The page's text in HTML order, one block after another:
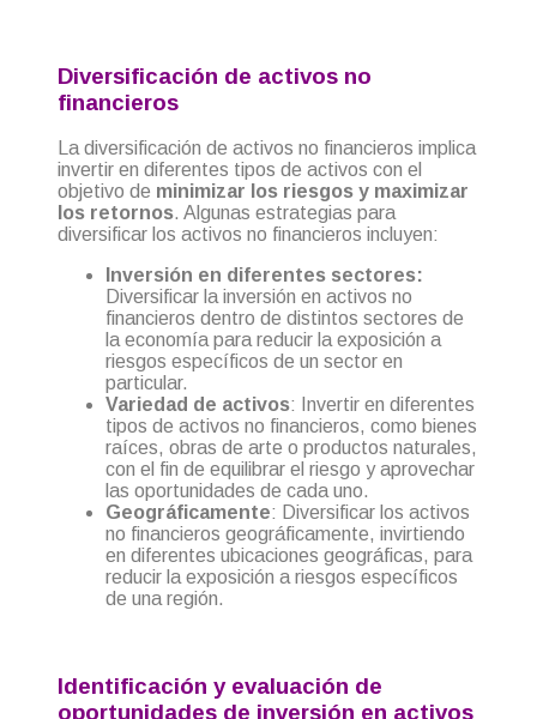
Diversificación de activos no
financieros
La diversificación de activos no financieros implica
invertir en diferentes tipos de activos con el
objetivo de minimizar los riesgos y maximizar
los retornos. Algunas estrategias para
diversificar los activos no financieros incluyen:
Inversión en diferentes sectores:
Diversificar la inversión en activos no
financieros dentro de distintos sectores de
la economía para reducir la exposición a
riesgos específicos de un sector en
particular.
Variedad de activos: Invertir en diferentes
tipos de activos no financieros, como bienes
raíces, obras de arte o productos naturales,
con el fin de equilibrar el riesgo y aprovechar
las oportunidades de cada uno.
Geográficamente: Diversificar los activos
no financieros geográficamente, invirtiendo
en diferentes ubicaciones geográficas, para
reducir la exposición a riesgos específicos
de una región.
Identificación y evaluación de
oportunidades de inversión en activos